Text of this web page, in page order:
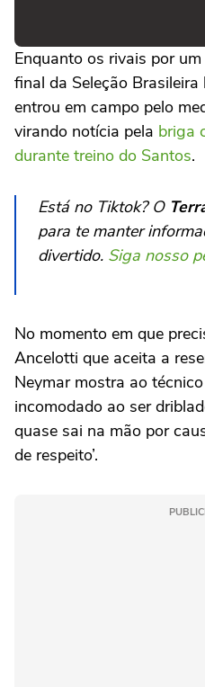
Enquanto os rivais por
final da Seleção Brasileira
entrou em campo pelo
virando notícia pela briga
durante treino do Santos.
Está no Tiktok? O
para te manter
divertido. Siga nosso
No momento em que
Ancelotti que aceita a
Neymar mostra ao
incomodado ao ser
quase sai na mão por
de respeito’.